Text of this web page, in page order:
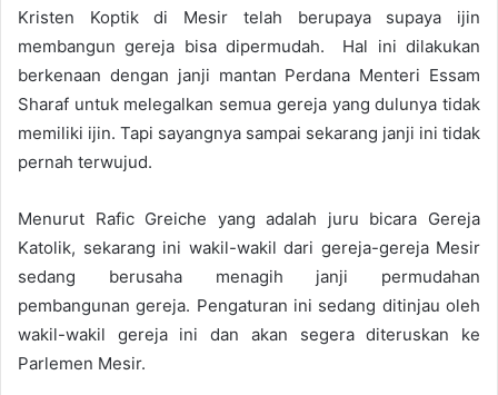
Kristen Koptik di Mesir telah berupaya supaya ijin
membangun gereja bisa dipermudah. Hal ini dilakukan
berkenaan dengan janji mantan Perdana Menteri Essam
Sharaf untuk melegalkan semua gereja yang dulunya tidak
memiliki ijin. Tapi sayangnya sampai sekarang janji ini tidak
pernah terwujud.
Menurut Rafic Greiche yang adalah juru bicara Gereja
Katolik, sekarang ini wakil-wakil dari gereja-gereja Mesir
sedang berusaha menagih janji permudahan
pembangunan gereja. Pengaturan ini sedang ditinjau oleh
wakil-wakil gereja ini dan akan segera diteruskan ke
Parlemen Mesir.